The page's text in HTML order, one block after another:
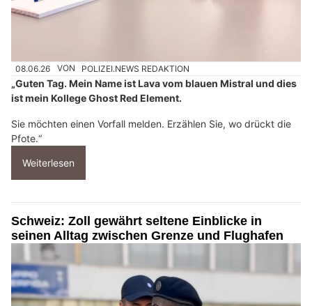
08.06.26 VON POLIZEI.NEWS REDAKTION
„Guten Tag. Mein Name ist Lava vom blauen Mistral und dies
ist mein Kollege Ghost Red Element.
Sie möchten einen Vorfall melden. Erzählen Sie, wo drückt die
Pfote.“
Weiterlesen
Schweiz: Zoll gewährt seltene Einblicke in
seinen Alltag zwischen Grenze und Flughafen